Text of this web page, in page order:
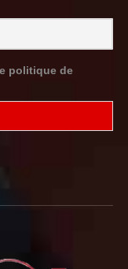
politique de